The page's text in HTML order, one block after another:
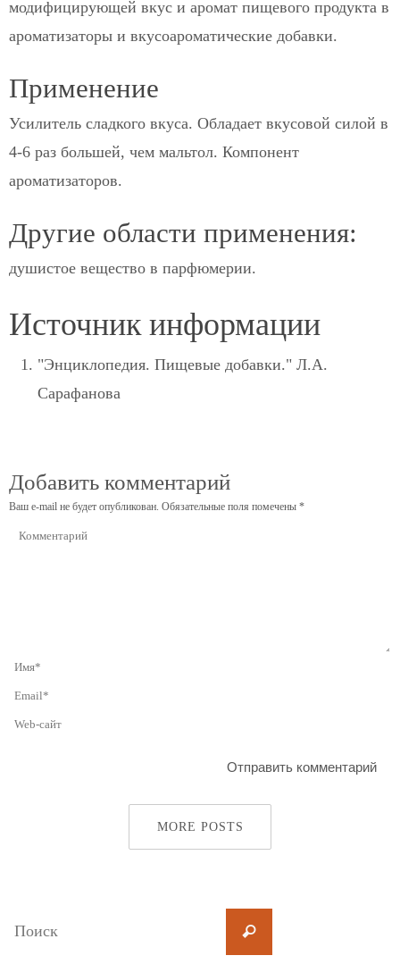
модифицирующей вкус и аромат пищевого продукта в
ароматизаторы и вкусоароматические добавки.
Применение
Усилитель сладкого вкуса. Обладает вкусовой силой в
4-6 раз большей, чем мальтол. Компонент
ароматизаторов.
Другие области применения:
душистое вещество в парфюмерии.
Источник информации
"Энциклопедия. Пищевые добавки." Л.А.
Сарафанова
Добавить комментарий
Ваш e-mail не будет опубликован. Обязательные поля помечены *
MORE POSTS